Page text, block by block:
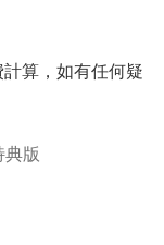
算，如有任何疑
典版